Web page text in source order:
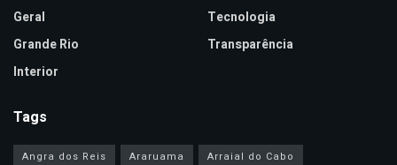
Geral
Grande Rio
Interior
Tecnologia
Transparência
Tags
Angra dos Reis Araruama
Arraial do Cabo